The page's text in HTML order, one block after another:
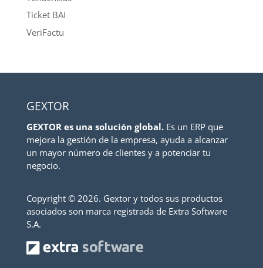
Ticket BAI
VeriFactu
GEXTOR
GEXTOR es una solución global.Es un ERP que
mejora la gestión de la empresa, ayuda a alcanzar
un mayor número de clientes y a potenciar tu
negocio.
Copyright © 2026. Gextor y todos sus productos
asociados son marca registrada de Extra Software
S.A.